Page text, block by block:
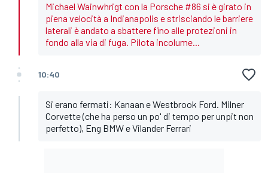
Michael Wainwhrigt con la Porsche #86 si è girato in
piena velocità a Indianapolis e strisciando le barriere
laterali è andato a sbattere fino alle protezioni in
fondo alla via di fuga. Pilota incolume...
10:40
Si erano fermati: Kanaan e Westbrook Ford. Milner
Corvette (che ha perso un po' di tempo per unpit non
perfetto), Eng BMW e Vilander Ferrari